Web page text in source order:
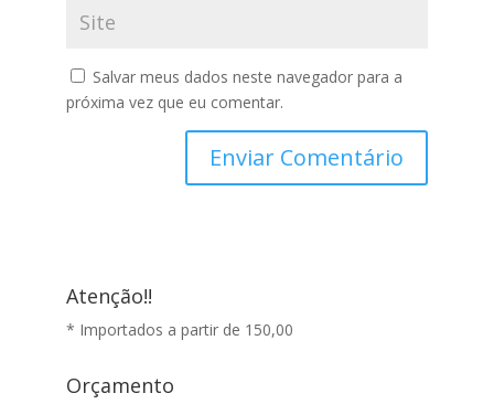
Salvar meus dados neste navegador para a
próxima vez que eu comentar.
Atenção!!
* Importados a partir de 150,00
Orçamento